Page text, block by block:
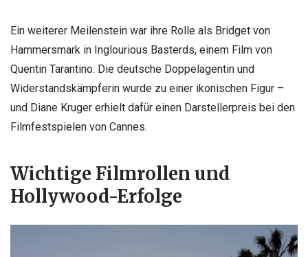
Ein weiterer Meilenstein war ihre Rolle als Bridget von
Hammersmark in Inglourious Basterds, einem Film von
Quentin Tarantino. Die deutsche Doppelagentin und
Widerstandskämpferin wurde zu einer ikonischen Figur –
und Diane Kruger erhielt dafür einen Darstellerpreis bei den
Filmfestspielen von Cannes.
Wichtige Filmrollen und
Hollywood-Erfolge